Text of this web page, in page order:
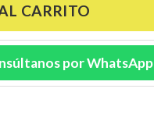
CARRITO
por WhatsApp